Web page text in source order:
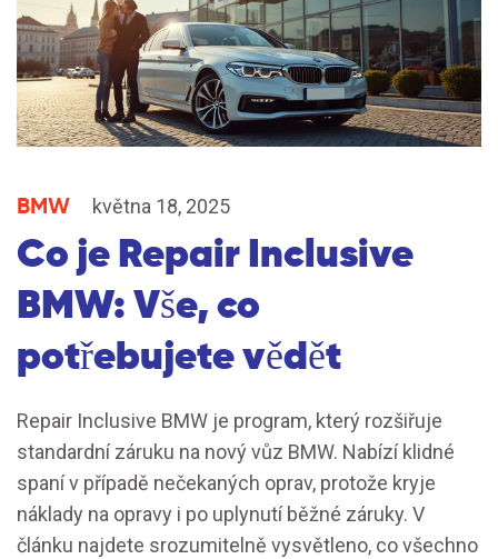
BMW května 18, 2025
Co je Repair Inclusive
BMW: Vše, co
potřebujete vědět
Repair Inclusive BMW je program, který rozšiřuje
standardní záruku na nový vůz BMW. Nabízí klidné
spaní v případě nečekaných oprav, protože kryje
náklady na opravy i po uplynutí běžné záruky. V
článku najdete srozumitelně vysvětleno, co všechno